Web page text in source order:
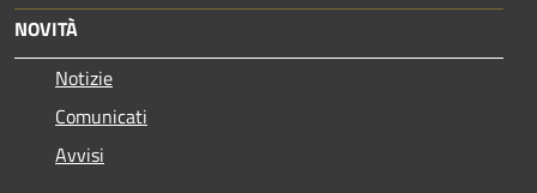
NOVITÀ
Notizie
Comunicati
Avvisi